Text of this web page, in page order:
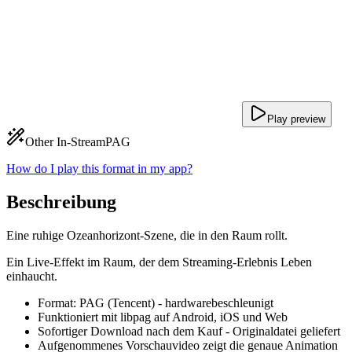
Play preview
Other In-StreamPAG
How do I play this format in my app?
Beschreibung
Eine ruhige Ozeanhorizont-Szene, die in den Raum rollt.
Ein Live-Effekt im Raum, der dem Streaming-Erlebnis Leben
einhaucht.
Format: PAG (Tencent) - hardwarebeschleunigt
Funktioniert mit libpag auf Android, iOS und Web
Sofortiger Download nach dem Kauf - Originaldatei geliefert
Aufgenommenes Vorschauvideo zeigt die genaue Animation